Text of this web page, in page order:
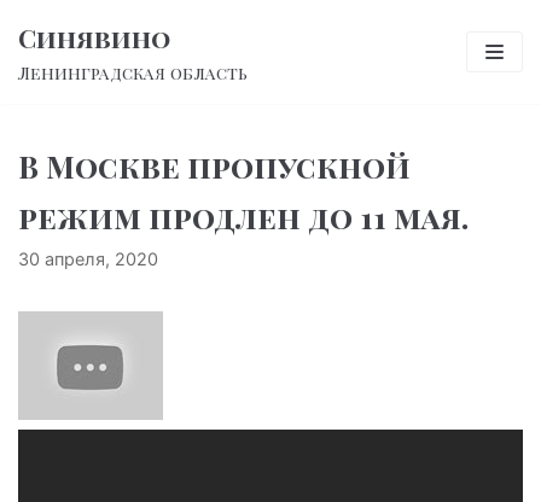
Перейти
к
Синявино
Ленинградская область
В Москве пропускной
режим продлен до 11 мая.
30 апреля, 2020